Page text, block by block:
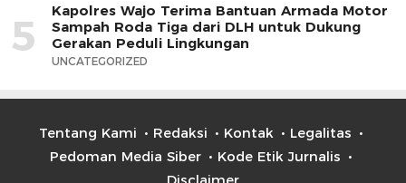
5
Kapolres Wajo Terima Bantuan Armada Motor
Sampah Roda Tiga dari DLH untuk Dukung
Gerakan Peduli Lingkungan
UNCATEGORIZED
Tentang Kami Redaksi Kontak
Legalitas
Pedoman Media Siber
Kode Etik Jurnalis